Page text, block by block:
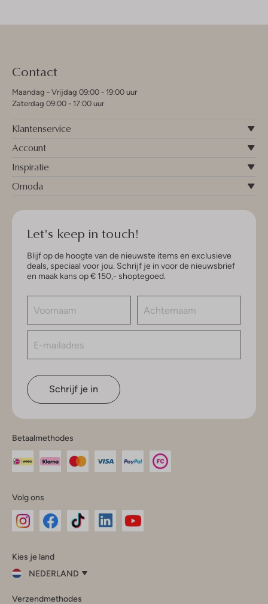
Contact
Maandag - Vrijdag 09:00 - 19:00 uur
Zaterdag 09:00 - 17:00 uur
Klantenservice
Account
Inspiratie
Omoda
Let's keep in touch!
Blijf op de hoogte van de nieuwste items en exclusieve
deals, speciaal voor jou. Schrijf je in voor de nieuwsbrief
en maak kans op € 150,- shoptegoed.
Schrijf je in
Betaalmethodes
Volg ons
InstagramFacebook
Kies je land
NEDERLAND
je
Verzendmethodes